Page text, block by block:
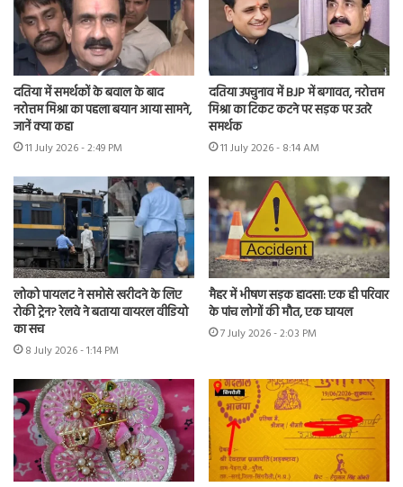
दतिया में समर्थकों के बवाल के बाद
नरोत्तम मिश्रा का पहला बयान आया सामने,
जानें क्या कहा
11 July 2026 - 2:49 PM
दतिया उपचुनाव में BJP में बगावत, नरोत्तम
मिश्रा का टिकट कटने पर सड़क पर उतरे
समर्थक
11 July 2026 - 8:14 AM
लोको पायलट ने समोसे खरीदने के लिए
रोकी ट्रेन? रेलवे ने बताया वायरल वीडियो
का सच
8 July 2026 - 1:14 PM
मैहर में भीषण सड़क हादसा: एक ही परिवार
के पांच लोगों की मौत, एक घायल
7 July 2026 - 2:03 PM